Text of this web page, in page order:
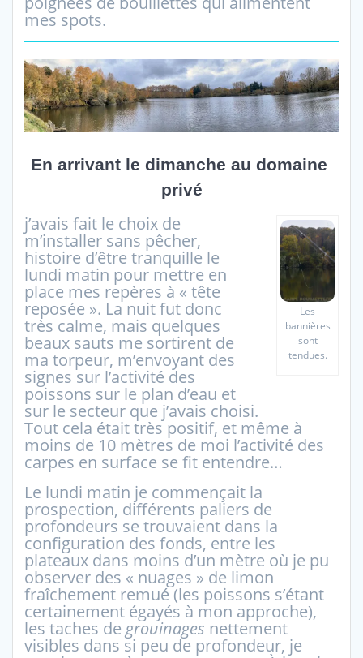
mes spots.
En arrivant le dimanche au domaine
privé
Les
bannières
sont
tendues.
j’avais fait le choix de
m’installer sans pêcher,
histoire d’être tranquille le
lundi matin pour mettre en
place mes repères à « tête
reposée ». La nuit fut donc
très calme, mais quelques
beaux sauts me sortirent de
ma torpeur, m’envoyant des
signes sur l’activité des
poissons sur le plan d’eau et
sur le secteur que j’avais choisi.
Tout cela était très positif, et même à
moins de 10 mètres de moi l’activité des
carpes en surface se fit entendre…
Le lundi matin je commençait la
prospection, différents paliers de
profondeurs se trouvaient dans la
configuration des fonds, entre les
plateaux dans moins d’un mètre où je pu
observer des « nuages » de limon
fraîchement remué (les poissons s’étant
certainement égayés à mon approche),
les taches degrouinages nettement
visibles dans si peu de profondeur, je